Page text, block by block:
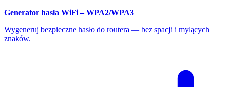
Generator hasła WiFi – WPA2/WPA3
Wygeneruj bezpieczne hasło do routera — bez spacji i mylących
znaków.